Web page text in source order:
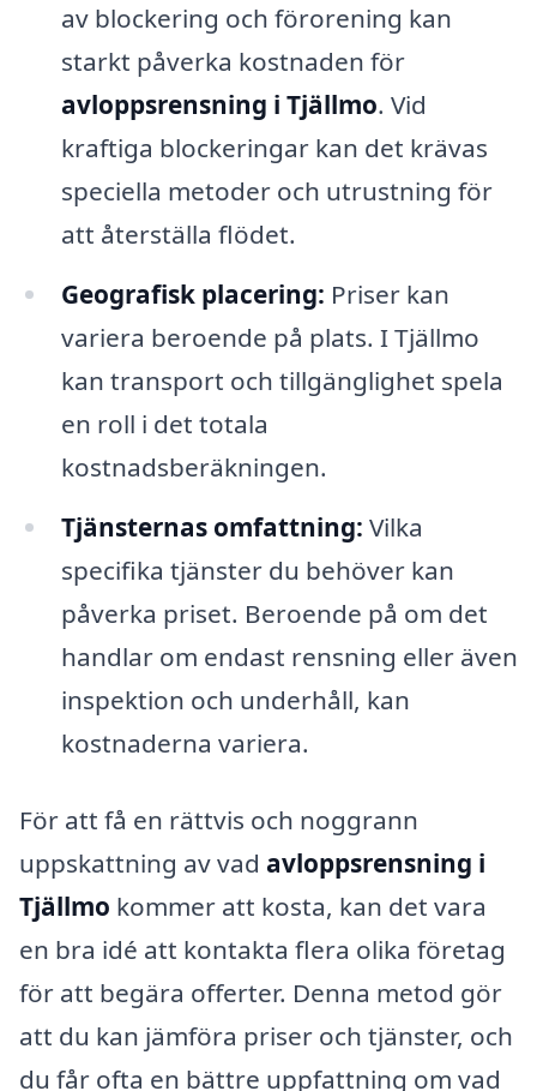
av blockering och förorening kan
starkt påverka kostnaden för
avloppsrensning i Tjällmo. Vid
kraftiga blockeringar kan det krävas
speciella metoder och utrustning för
att återställa flödet.
Geografisk placering: Priser kan
variera beroende på plats. I Tjällmo
kan transport och tillgänglighet spela
en roll i det totala
kostnadsberäkningen.
Tjänsternas omfattning: Vilka
specifika tjänster du behöver kan
påverka priset. Beroende på om det
handlar om endast rensning eller även
inspektion och underhåll, kan
kostnaderna variera.
För att få en rättvis och noggrann
uppskattning av vad avloppsrensning i
Tjällmo kommer att kosta, kan det vara
en bra idé att kontakta flera olika företag
för att begära offerter. Denna metod gör
att du kan jämföra priser och tjänster, och
du får ofta en bättre uppfattning om vad